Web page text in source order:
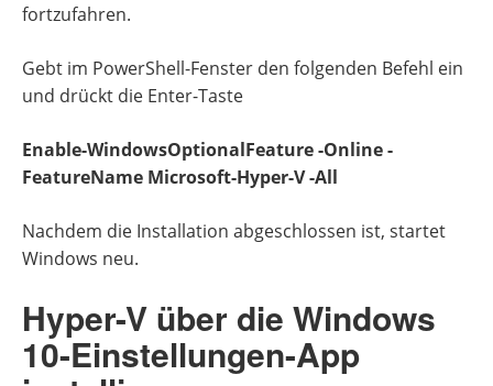
fortzufahren.
Gebt im PowerShell-Fenster den folgenden Befehl ein
und drückt die Enter-Taste
Enable-WindowsOptionalFeature -Online -
FeatureName Microsoft-Hyper-V -All
Nachdem die Installation abgeschlossen ist, startet
Windows neu.
Hyper-V über die Windows
10-Einstellungen-App